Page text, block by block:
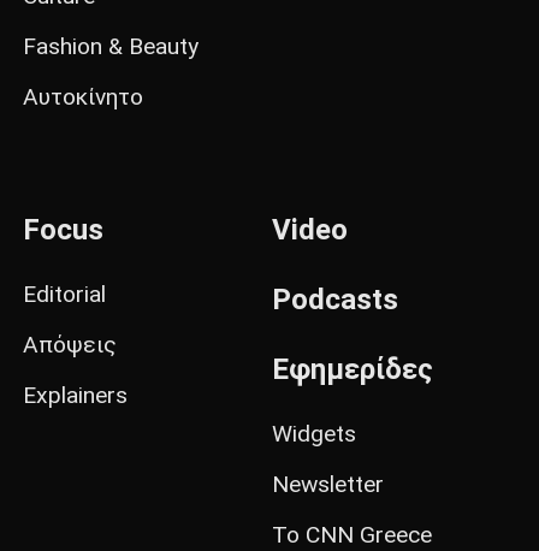
Fashion & Beauty
Αυτοκίνητο
Focus
Editorial
Απόψεις
Explainers
Video
Podcasts
Εφημερίδες
Widgets
Newsletter
Το CNN Greece